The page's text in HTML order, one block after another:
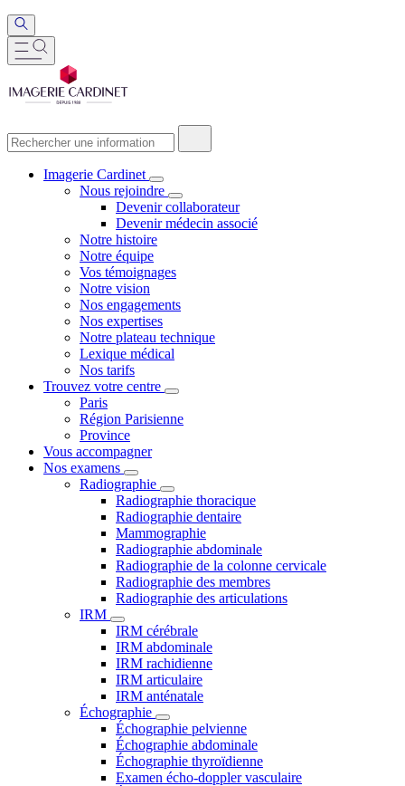
Imagerie Cardinet
Nous rejoindre
Devenir collaborateur
Devenir médecin associé
Notre histoire
Notre équipe
Vos témoignages
Notre vision
Nos engagements
Nos expertises
Notre plateau technique
Lexique médical
Nos tarifs
Trouvez votre centre
Paris
Région Parisienne
Province
Vous accompagner
Nos examens
Radiographie
Radiographie thoracique
Radiographie dentaire
Mammographie
Radiographie abdominale
Radiographie de la colonne cervicale
Radiographie des membres
Radiographie des articulations
IRM
IRM cérébrale
IRM abdominale
IRM rachidienne
IRM articulaire
IRM anténatale
Échographie
Échographie pelvienne
Échographie abdominale
Échographie thyroïdienne
Examen écho-doppler vasculaire